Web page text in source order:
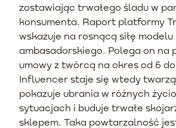
zostawiając trwałego śladu w
konsumenta. Raport platformy
wskazuje na rosnącą siłę modelu
ambasadorskiego. Polega on na
umowy z twórcą na okres od 6 do
Influencer staje się wtedy
pokazuje ubrania w różnych
sytuacjach i buduje trwałe
sklepem. Taka powtarzalność